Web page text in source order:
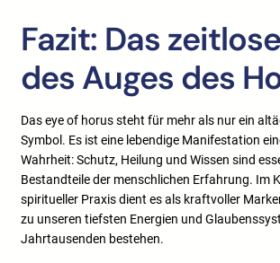
Fazit: Das
des Auges des
Das eye of horus steht für mehr als nur ein
Symbol. Es ist eine lebendige Manifestation
Wahrheit: Schutz, Heilung und Wissen sind
Bestandteile der menschlichen Erfahrung. Im
spiritueller Praxis dient es als kraftvoller
zu unseren tiefsten Energien und
Jahrtausenden bestehen.